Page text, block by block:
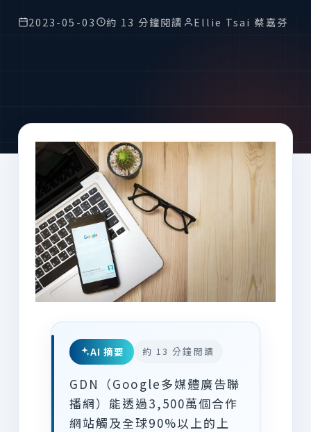
2023-05-03 約 13 分鐘閱讀 Ellie Tsai 蔡嘉芬
AI 摘要 約 13 分鐘閱讀
GDN（Google多媒體廣告聯
播網）能透過3,500萬個合作
網站觸及全球90%以上的上